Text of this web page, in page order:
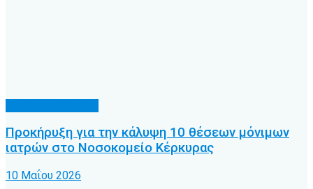
Προκήρυξη για την κάλυψη 10 θέσεων μόνιμων
ιατρών στο Νοσοκομείο Κέρκυρας
10 Μαΐου 2026